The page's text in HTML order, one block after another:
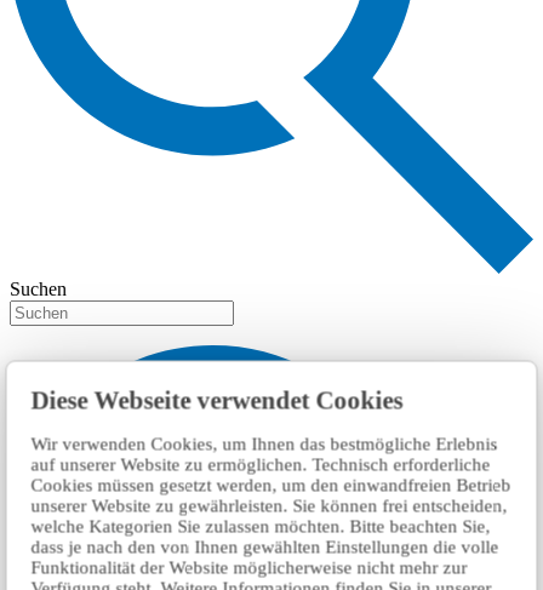
Diese Webseite verwendet Cookies
Wir verwenden Cookies, um Ihnen das bestmögliche Erlebnis
auf unserer Website zu ermöglichen. Technisch erforderliche
Cookies müssen gesetzt werden, um den einwandfreien Betrieb
unserer Website zu gewährleisten. Sie können frei entscheiden,
welche Kategorien Sie zulassen möchten. Bitte beachten Sie,
dass je nach den von Ihnen gewählten Einstellungen die volle
Funktionalität der Website möglicherweise nicht mehr zur
Suchen